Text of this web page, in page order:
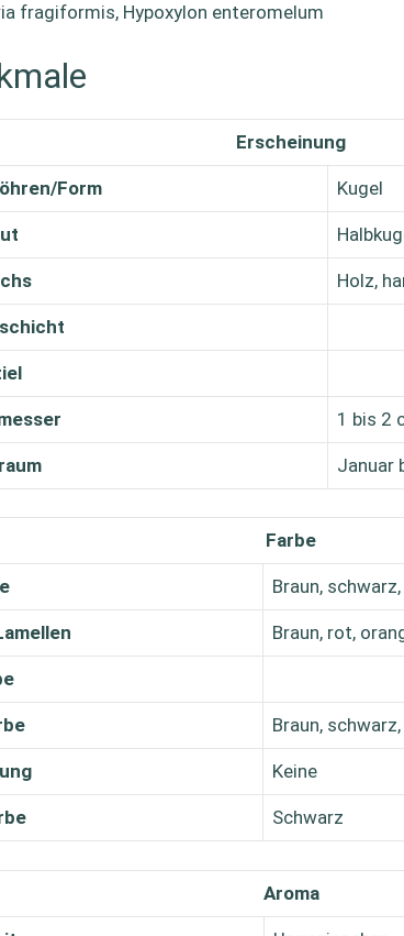
fragiformis, Hypoxylon enteromelum
Erscheinung
Form Kugel
Holz,
1 bis 2
Januar
Farbe
Braun,
Braun, rot,
Braun,
Keine
Schwarz
Aroma